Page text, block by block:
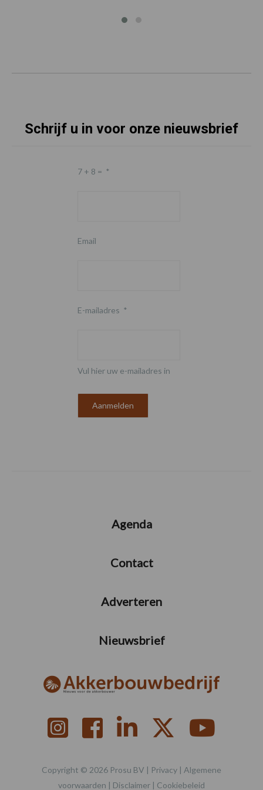
Schrijf u in voor onze nieuwsbrief
7 + 8 = *
Email
E-mailadres *
Vul hier uw e-mailadres in
Agenda
Contact
Adverteren
Nieuwsbrief
Copyright © 2026 Prosu BV | Privacy | Algemene
voorwaarden | Disclaimer | Cookiebeleid